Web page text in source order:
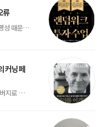
류
[윤진기 경남대 명예교수] 저자의 경력이나 명성 때문인지 2020년에 번역 출판된 《랜덤워크 투자수업》(A Random Walk Down Wall Street) 12판은 표지부터가 거창하다. ‘45년간 12번 개정하며 철저히 검증한 투자서’, ‘전문가 부럽지 않은 투자 감각을 길러주는 위대한 투자지침서’ 라는 은빛 광고문구로 독자를 유혹한다.[1] 출판 50주...
커닝 페
[윤진기 경남대 명예교수] 퀀트 투자[1]의 아버지로 불리는 에드워드 소프(Edward O. Thorp)는 수학계에서 천재로 알려진 인물이다. 그는 수학자이지만, 투자 업계에도 여러 가지 흥미로운 일화를 남겼다.수학을 이용하여 카지노를 이길 수 있는지가 궁금했던 그는 동료 교수가 소개해 준 블랙잭(Blackjack) 전략의 핵심을 손바닥 크기의 종이에 요...